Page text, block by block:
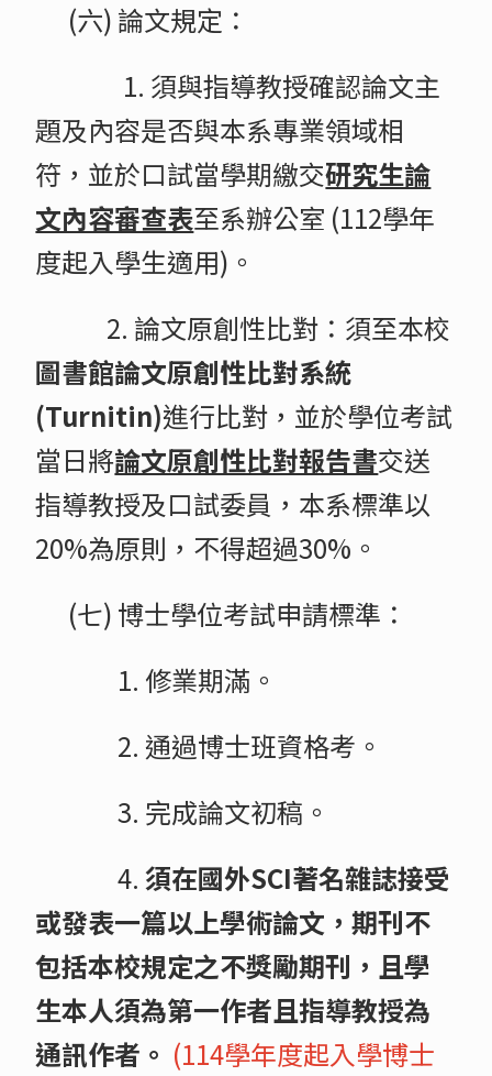
(六) 論文規定：
1. 須與指導教授確認論文主
題及內容是否與本系專業領域相
符，並於口試當學期繳交研究生論
文內容審查表至系辦公室 (112學年
度起入學生適用)。
2. 論文原創性比對：須至本校
圖書館論文原創性比對系統
(Turnitin)進行比對，並於學位考試
當日將論文原創性比對報告書交送
指導教授及口試委員，本系標準以
20%為原則，不得超過30%。
(七) 博士學位考試申請標準：
1. 修業期滿。
2. 通過博士班資格考。
3. 完成論文初稿。
4.須在國外SCI著名雜誌接受
或發表一篇以上學術論文，期刊不
包括本校規定之不獎勵期刊，且學
生本人須為第一作者且指導教授為
通訊作者。 (114學年度起入學博士